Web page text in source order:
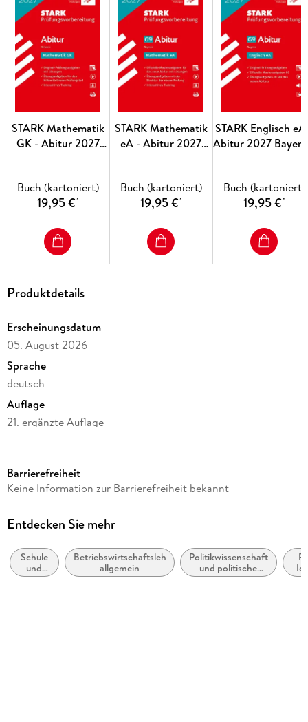
als 4. oder 5. Prüfungsfach damit Sie genau wissen, worauf es
ankommt. Hinweise und Tipps zu Ablauf und Anforderungen
der Prüfung für mehr Sicherheit und Orientierung. Auf der
Plattform MySTARK haben Sie Zugriff auf: Aktuelle Original-
Prüfungsaufgaben 2026 mit Lösungsvorschlägen Ihr letzter
Test vor dem Abitur 2027. Interaktive Übungen mit sofortiger
Ergebnisauswertung zum Vertiefen und Festigen Ihres
Wissens. Lernvideos zur Veranschaulichung zentraler Themen
und Methoden für ein noch tieferes Verständnis zentraler
Themen des Bildungsplans. Hinweis: Alle Inhalte auf der
und gehen Sie mit Selbstvertrauen in die PoWi-Prüfung.
STARK Mathematik
GK - Abitur 2027
Buch (kartoniert)
19,95 €*
STARK Mathematik
eA - Abitur 2027
Buch (kartoniert)
19,95 €*
STARK Englisch
Abitur 2027
Buch (kartoniert)
19,95 €*
Produktdetails
Erscheinungsdatum
05. August 2026
Sprache
deutsch
Auflage
21. ergänzte Auflage
Reihe
Verlag/Hersteller
Produktart
kartoniert
Barrierefreiheit
Keine Information zur Barrierefreiheit bekannt
Entdecken Sie mehr
Schule
und
Lernen:
Betriebswirtschaftslehre,
allgemein
Politikwissenschaft
und politische
Theorie